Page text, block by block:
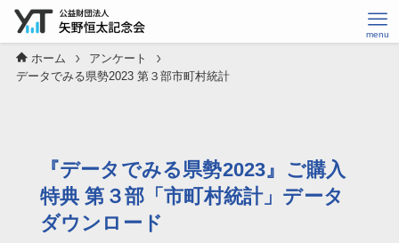
ホーム
アンケート
データでみる県勢2023 第３部市町村統計
『データでみる県勢2023』ご購入
特典 第３部「市町村統計」データ
ダウンロード